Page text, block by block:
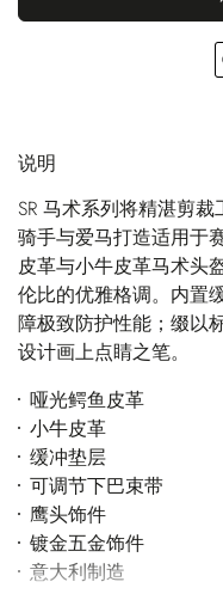
说明
SR 马术系列将精湛剪
骑手与爱马打造适用于
皮革与小牛皮革马术头
伦比的优雅格调。内置
障极致防护性能；缀以
设计画上点睛之笔。
哑光鳄鱼皮革
小牛皮革
缓冲垫层
可调节下巴束带
鹰头饰件
镀金五金饰件
意大利制造